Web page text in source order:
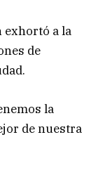
exhortó a la
de
la
de nuestra